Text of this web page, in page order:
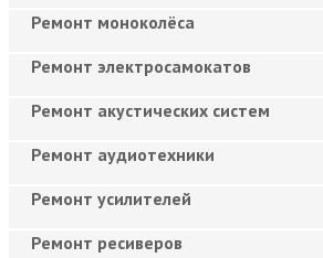
Ремонт моноколёса
Ремонт электросамокатов
Ремонт акустических систем
Ремонт аудиотехники
Ремонт усилителей
Ремонт ресиверов